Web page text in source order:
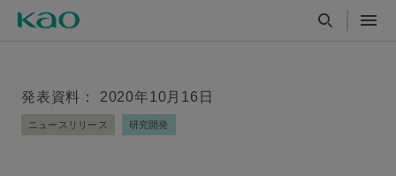
発表資料： 2020年10月16日
ニュースリリース 研究開発